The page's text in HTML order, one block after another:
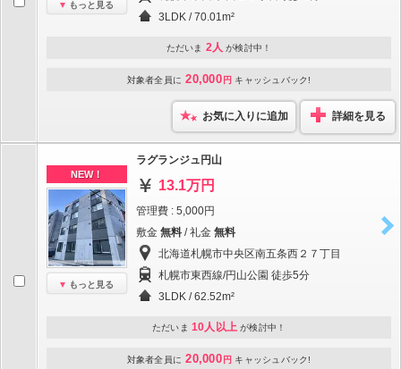
もっと見る
3LDK / 70.01m²
ただいま 2人 が検討中！
対象者全員に 20,000 円 キャッシュバック!
お気に入りに追加 詳細を見る
NEW！
もっと見る
ラグランジュ円山
13.1万円
管理費 : 5,000円
敷金 無料 / 礼金 無料
北海道札幌市中央区南五条西２７丁目
札幌市東西線/円山公園 徒歩5分
3LDK / 62.52m²
ただいま 10人以上 が検討中！
対象者全員に 20,000 円 キャッシュバック!